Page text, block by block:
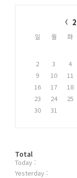
일 월 화
2
3 4
9
10 11
16
17 18
23
24 25
30
31
방
문
자
Total
Today :
Yesterday :